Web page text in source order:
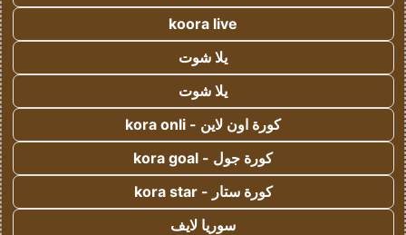
koora live
يلا شوت
يلا شوت
كورة اون لاين - kora onli
كورة جول - kora goal
كورة ستار - kora star
سوريا لايف